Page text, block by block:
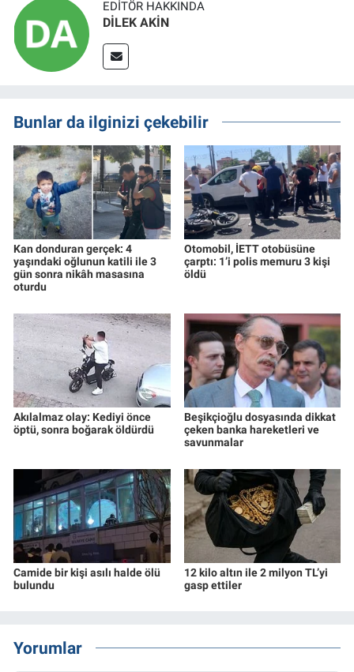
EDITÖR HAKKINDA
DİLEK AKİN
Bunlar da ilginizi çekebilir
Kan donduran gerçek: 4
yaşındaki oğlunun katili ile 3
gün sonra nikâh masasına
oturdu
Otomobil, İETT otobüsüne
çarptı: 1’i polis memuru 3 kişi
öldü
Akılalmaz olay: Kediyi önce
öptü, sonra boğarak öldürdü
Beşikçioğlu dosyasında dikkat
çeken banka hareketleri ve
savunmalar
Camide bir kişi asılı halde ölü
bulundu
12 kilo altın ile 2 milyon TL’yi
gasp ettiler
Yorumlar